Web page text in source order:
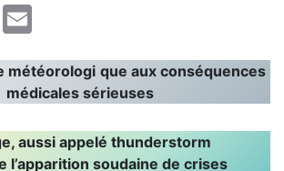
LinkedIn
météorologi que aux conséquences
médicales sérieuses
aussi appelé thunderstorm
l’apparition soudaine de crises